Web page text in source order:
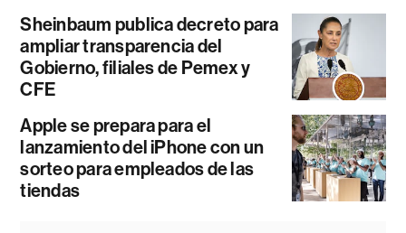
Sheinbaum publica decreto para
ampliar transparencia del
Gobierno, filiales de Pemex y
CFE
Apple se prepara para el
lanzamiento del iPhone con un
sorteo para empleados de las
tiendas